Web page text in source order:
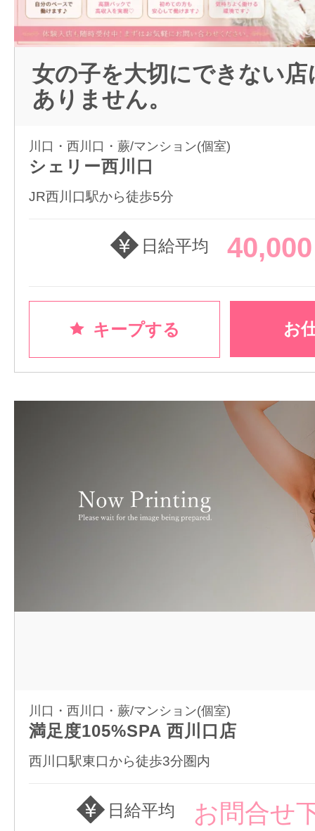
女の子を大切にできない店
ありません。
川口・西川口・蕨/マンション(個室)
シェリー西川口
JR西川口駅から徒歩5分
日給平均
キープする お
川口・西川口・蕨/マンション(個室)
満足度105%SPA 西川口店
西川口駅東口から徒歩3分圏内
日給平均 お問合せ